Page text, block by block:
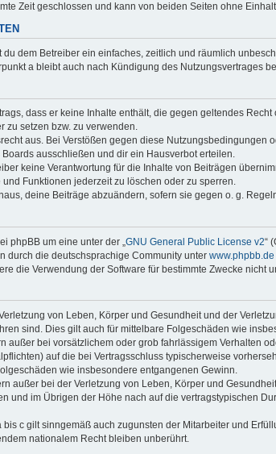
Zeit geschlossen und kann von beiden Seiten ohne
dem Betreiber ein einfaches, zeitlich und räumlich
a bleibt auch nach Kündigung des Nutzungsvertrages
dass er keine Inhalte enthält, die gegen geltendes
zu setzen bzw. zu verwenden.
aus. Bei Verstößen gegen diese
ausschließen und dir ein Hausverbot erteilen.
keine Verantwortung für die Inhalte von Beiträgen
Funktionen jederzeit zu löschen oder zu sperren.
deine Beiträge abzuändern, sofern sie gegen o. g.
phpBB um eine unter der „ GNU General Public License v2“
durch die deutschsprachige Community unter www.phpbb.de
die Verwendung der Software für bestimmte Zwecke nicht
von Leben, Körper und Gesundheit und der
sind. Dies gilt auch für mittelbare Folgeschäden wie
außer bei vorsätzlichem oder grob fahrlässigem Verhalten
auf die bei Vertragsschluss typischerweise
wie insbesondere entgangenen Gewinn.
außer bei der Verletzung von Leben, Körper und
und im Übrigen der Höhe nach auf die vertragstypischen
bis c gilt sinngemäß auch zugunsten der Mitarbeiter und
nationalem Recht bleiben unberührt.